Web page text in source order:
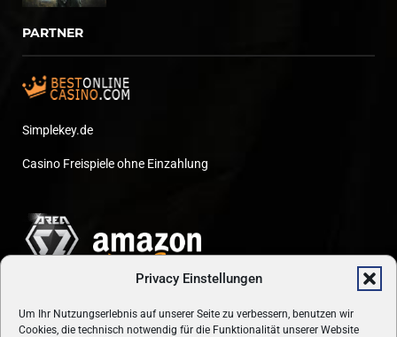
Privacy Einstellungen
Um Ihr Nutzungserlebnis auf unserer Seite zu verbessern, benutzen wir
Cookies, die technisch notwendig für die Funktionalität unserer Website
PARTNER
Simplekey.de
Casino Freispiele ohne Einzahlung